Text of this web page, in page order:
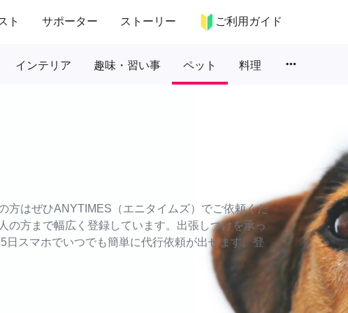
ト サポーター ストーリー ご利用ガイド
インテリア 趣味・習い事 ペット 料理 more_horiz
方はぜひANYTIMES（エニタイムズ）でご依頼くだ
の方まで幅広く登録しています。出張しつけを承っ
スマホでいつでも簡単に代行依頼が出せます。登